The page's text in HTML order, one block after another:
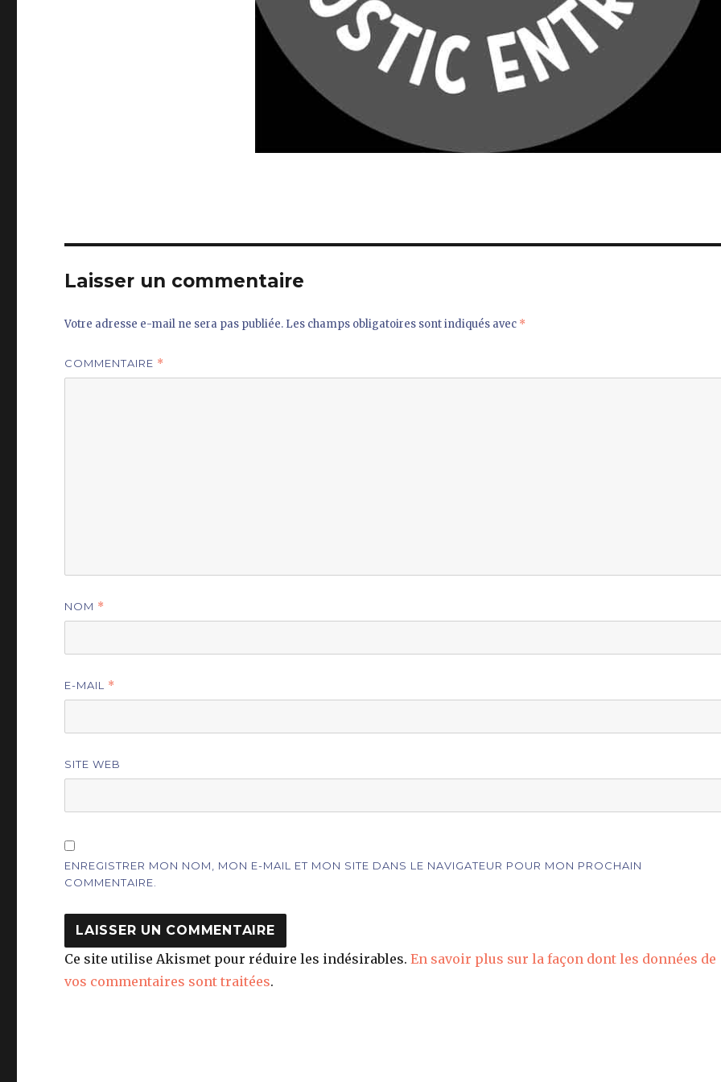
Laisser un commentaire
Votre adresse e-mail ne sera pas publiée. Les champs obligatoires sont indiqués avec *
COMMENTAIRE *
NOM *
E-MAIL *
SITE WEB
ENREGISTRER MON NOM, MON E-MAIL ET MON SITE DANS LE NAVIGATEUR POUR MON PROCHAIN
COMMENTAIRE.
Ce site utilise Akismet pour réduire les indésirables.En savoir plus sur la façon dont les données de
vos commentaires sont traitées.